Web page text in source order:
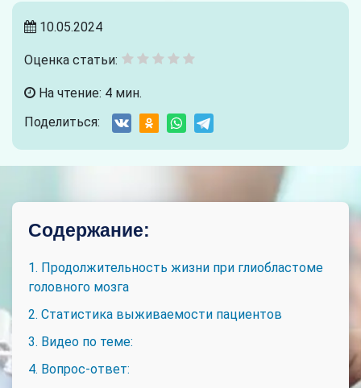
10.05.2024
Оценка статьи:
На чтение: 4 мин.
Поделиться:
Содержание:
1. Продолжительность жизни при глиобластоме
головного мозга
2. Статистика выживаемости пациентов
3. Видео по теме:
4. Вопрос-ответ: